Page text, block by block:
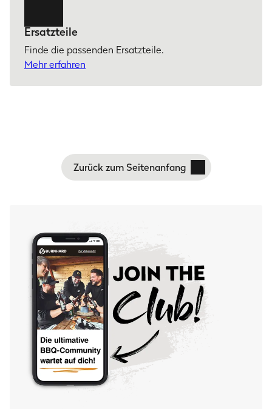
Ersatzteile
Finde die passenden Ersatzteile.
Mehr erfahren
Zurück zum Seitenanfang